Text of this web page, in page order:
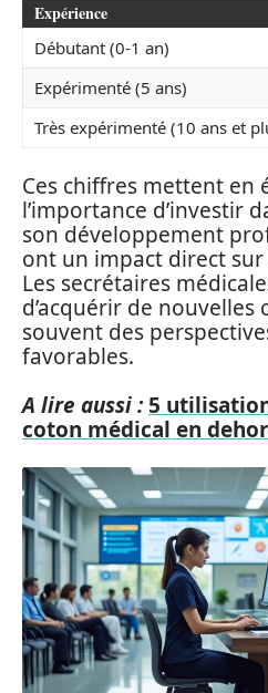
Expérience
Débutant (0-1 an)
Expérimenté (5 ans)
Très expérimenté (10 ans et
Ces chiffres mettent en
l’importance d’investir
son développement
ont un impact direct
Les secrétaires
d’acquérir de nouvelles
souvent des
favorables.
A lire aussi : 5
coton médical en